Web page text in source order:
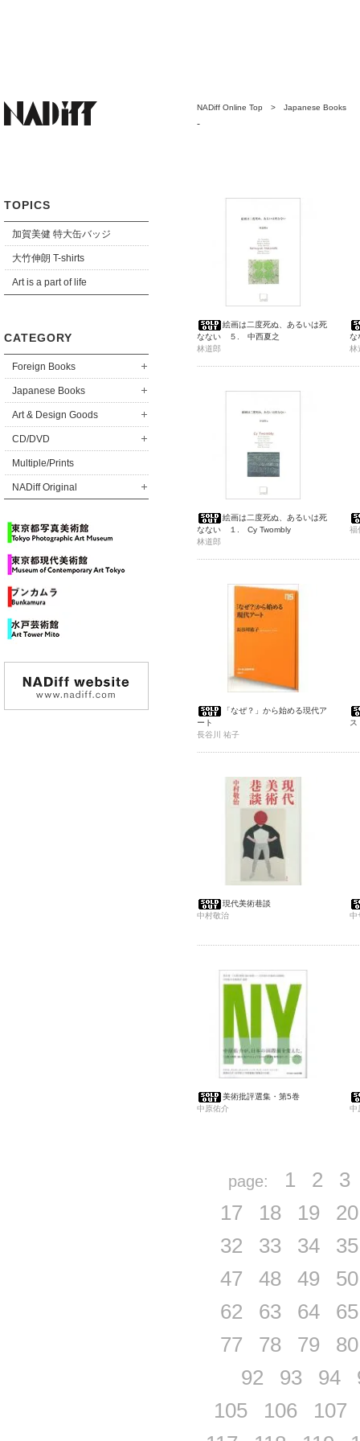
TOPICS
加賀美健 特大缶バッジ
大竹伸朗 T-shirts
Art is a part of life
CATEGORY
Foreign Books
Japanese Books
Art & Design Goods
CD/DVD
Multiple/Prints
NADiff Original
NADiff Online Top > Japanese Books
-
絵画は二度死ぬ、あるいは死
なない ５. 中西夏之
林道郎
林
絵画は二度死ぬ、あるいは死
なない １. Cy Twombly
林道郎
福
「なぜ？」から始める現代ア
ート
長谷川 祐子
ス
現代美術巷談
中村敬治
中
美術批評選集・第5巻
中原佑介
中
page: 1 2
3
17
18 19
20
32
33 34
35
47
48 49
50
62
63 64
65
77
78 79
80
92
93 94
105
106
107